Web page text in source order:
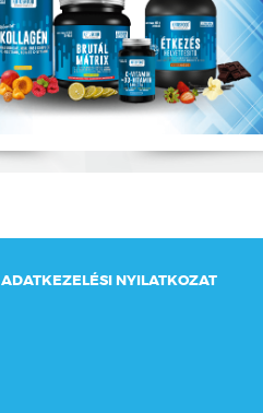
ADATKEZELÉSI NYILATKOZAT